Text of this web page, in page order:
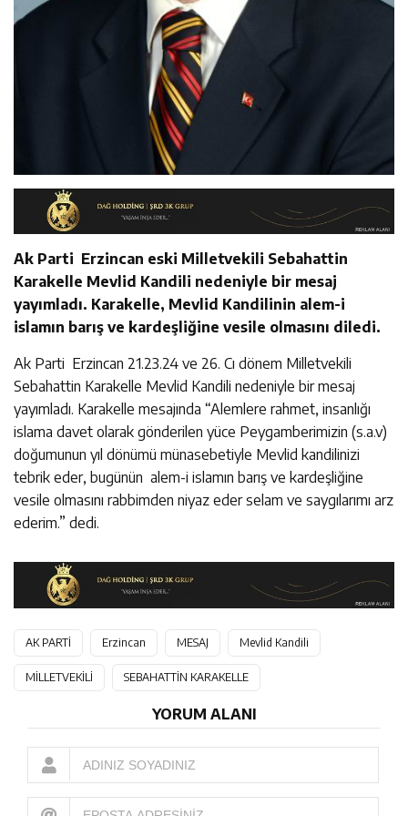
Ak Parti Erzincan eski Milletvekili Sebahattin
Karakelle Mevlid Kandili nedeniyle bir mesaj
yayımladı. Karakelle, Mevlid Kandilinin alem-i
islamın barış ve kardeşliğine vesile olmasını diledi.
Ak Parti Erzincan 21.23.24 ve 26. Cı dönem Milletvekili
Sebahattin Karakelle Mevlid Kandili nedeniyle bir mesaj
yayımladı. Karakelle mesajında “Alemlere rahmet, insanlığı
islama davet olarak gönderilen yüce Peygamberimizin (s.a.v)
doğumunun yıl dönümü münasebetiyle Mevlid kandilinizi
tebrik eder, bugünün alem-i islamın barış ve kardeşliğine
vesile olmasını rabbimden niyaz eder selam ve saygılarımı arz
ederim.” dedi.
AK PARTİ Erzincan MESAJ Mevlid Kandili
MİLLETVEKİLİ SEBAHATTİN KARAKELLE
YORUM ALANI